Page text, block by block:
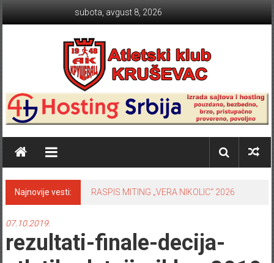
subota, avgust 8, 2026
Atletski klub KRUŠEVAC
Najnovije vesti: RASPIS MITING „VERA NIKOLIC“ 2026
07.10.2019.
rezultati-finale-decija-